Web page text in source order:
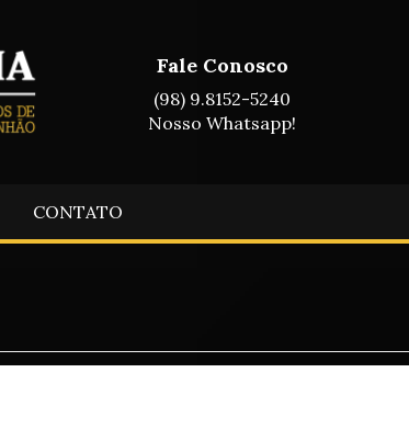
Fale Conosco
(98) 9.8152-5240
Nosso Whatsapp!
CONTATO